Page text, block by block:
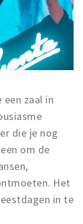
een zaal in
die je nog
om de
Het
in te